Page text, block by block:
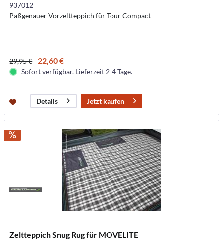
937012
Paßgenauer Vorzeltteppich für Tour Compact
29,95 € 22,60 €
Sofort verfügbar. Lieferzeit 2-4 Tage.
Details Jetzt kaufen
Zeltteppich Snug Rug für MOVELITE